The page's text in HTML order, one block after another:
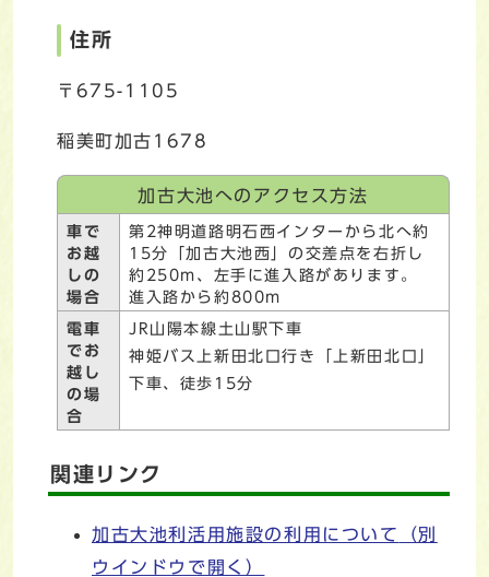
住所
〒675-1105
稲美町加古1678
加古大池へのアクセス方法
車で
お越
しの
場合
第2神明道路明石西インターから北へ約
15分「加古大池西」の交差点を右折し
約250m、左手に進入路があります。
進入路から約800m
電車
でお
越し
の場
合
JR山陽本線土山駅下車
神姫バス上新田北口行き「上新田北口」
下車、徒歩15分
関連リンク
加古大池利活用施設の利用について
（別
ウインドウで開く）